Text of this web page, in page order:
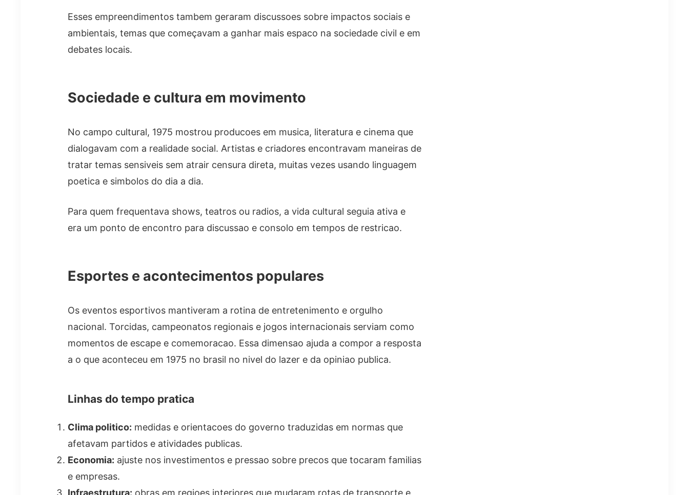
Esses empreendimentos tambem geraram discussoes sobre impactos sociais e
ambientais, temas que começavam a ganhar mais espaco na sociedade civil e em
debates locais.
Sociedade e cultura em movimento
No campo cultural, 1975 mostrou producoes em musica, literatura e cinema que
dialogavam com a realidade social. Artistas e criadores encontravam maneiras de
tratar temas sensiveis sem atrair censura direta, muitas vezes usando linguagem
poetica e simbolos do dia a dia.
Para quem frequentava shows, teatros ou radios, a vida cultural seguia ativa e
era um ponto de encontro para discussao e consolo em tempos de restricao.
Esportes e acontecimentos populares
Os eventos esportivos mantiveram a rotina de entretenimento e orgulho
nacional. Torcidas, campeonatos regionais e jogos internacionais serviam como
momentos de escape e comemoracao. Essa dimensao ajuda a compor a resposta
a o que aconteceu em 1975 no brasil no nivel do lazer e da opiniao publica.
Linhas do tempo pratica
Clima politico: medidas e orientacoes do governo traduzidas em normas que
afetavam partidos e atividades publicas.
Economia: ajuste nos investimentos e pressao sobre precos que tocaram familias
e empresas.
Infraestrutura: obras em regioes interiores que mudaram rotas de transporte e